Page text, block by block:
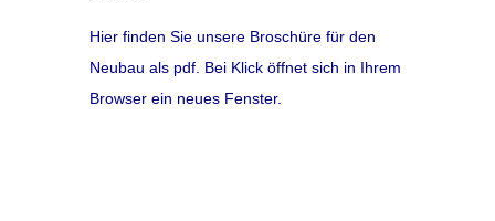
Hier finden Sie unsere Broschüre für den
Neubau als pdf. Bei Klick öffnet sich in Ihrem
Browser ein neues Fenster.